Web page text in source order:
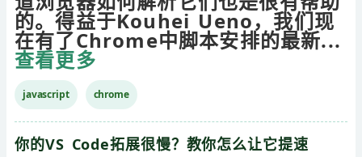
的。得益于Kouhei Ueno，我们现
在有了Chrome中脚本安排的最新...
查看更多
javascript chrome
你的VS Code拓展很慢？教你怎么让它提速